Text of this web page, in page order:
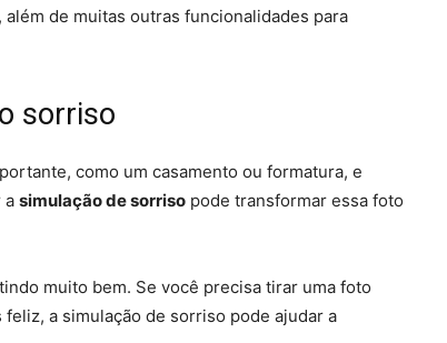
de muitas outras funcionalidades para
sorriso
como um casamento ou formatura, e
a simulação de sorriso pode transformar essa foto
muito bem. Se você precisa tirar uma foto
a simulação de sorriso pode ajudar a